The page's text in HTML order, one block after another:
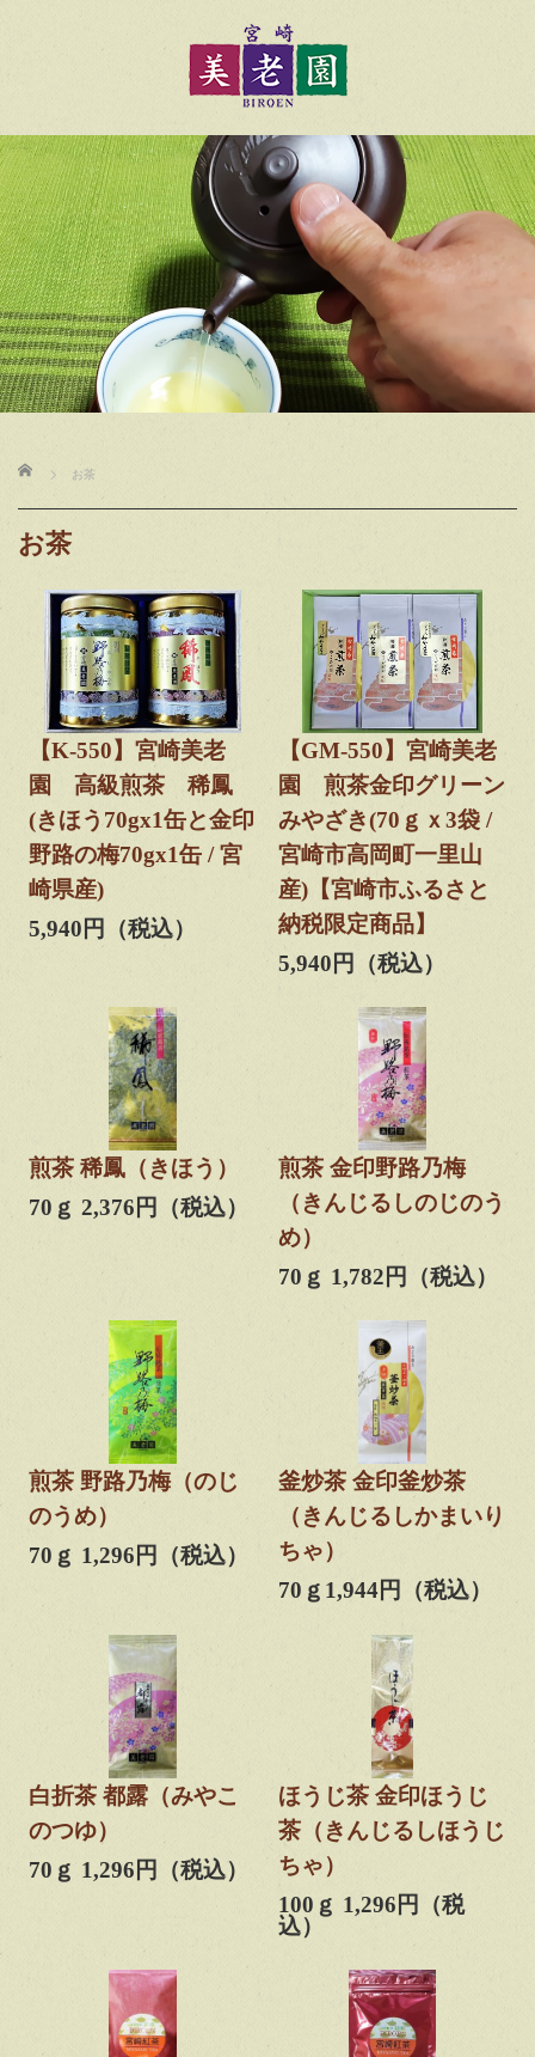
ホーム お茶
お茶
【K-550】宮崎美老
園 高級煎茶 稀鳳
(きほう70gx1缶と金印
野路の梅70gx1缶 / 宮
崎県産)
5,940円（税込）
【GM-550】宮崎美老
園 煎茶金印グリーン
みやざき(70ｇｘ3袋 /
宮崎市高岡町一里山
産)【宮崎市ふるさと
納税限定商品】
5,940円（税込）
煎茶 稀鳳（きほう）
70ｇ 2,376円（税込）
煎茶 金印野路乃梅
（きんじるしのじのう
め）
70ｇ 1,782円（税込）
煎茶 野路乃梅（のじ
のうめ）
70ｇ 1,296円（税込）
釜炒茶 金印釜炒茶
（きんじるしかまいり
ちゃ）
70ｇ1,944円（税込）
白折茶 都露（みやこ
のつゆ）
70ｇ 1,296円（税込）
ほうじ茶 金印ほうじ
茶（きんじるしほうじ
ちゃ）
100ｇ 1,296円（税
込）